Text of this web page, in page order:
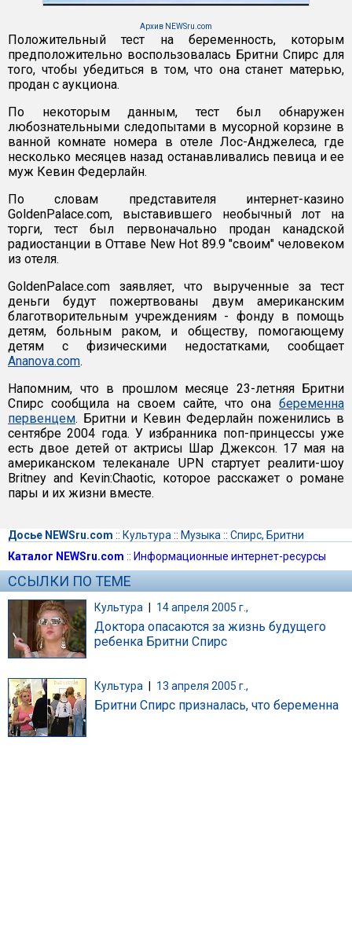
Архив NEWSru.com
Положительный тест на беременность, которым
предположительно воспользовалась Бритни Спирс для
того, чтобы убедиться в том, что она станет матерью,
продан с аукциона.
По некоторым данным, тест был обнаружен
любознательными следопытами в мусорной корзине в
ванной комнате номера в отеле Лос-Анджелеса, где
несколько месяцев назад останавливались певица и ее
муж Кевин Федерлайн.
По словам представителя интернет-казино
GoldenPalace.com, выставившего необычный лот на
торги, тест был первоначально продан канадской
радиостанции в Оттаве New Hot 89.9 "своим" человеком
из отеля.
GoldenPalace.com заявляет, что вырученные за тест
деньги будут пожертвованы двум американским
благотворительным учреждениям - фонду в помощь
детям, больным раком, и обществу, помогающему
детям с физическими недостатками, сообщает
Ananova.com.
Напомним, что в прошлом месяце 23-летняя Бритни
Спирс сообщила на своем сайте, что она беременна
первенцем. Бритни и Кевин Федерлайн поженились в
сентябре 2004 года. У избранника поп-принцессы уже
есть двое детей от актрисы Шар Джексон. 17 мая на
американском телеканале UPN стартует реалити-шоу
Britney and Kevin:Chaotic, которое расскажет о романе
пары и их жизни вместе.
Досье NEWSru.com :: Культура :: Музыка :: Спирс, Бритни
Каталог NEWSru.com :: Информационные интернет-ресурсы
ССЫЛКИ ПО ТЕМЕ
Культура | 14 апреля 2005 г.,
Доктора опасаются за жизнь будущего
ребенка Бритни Спирс
Культура 13 апреля 2005 г.,
Бритни Спирс призналась, что беременна